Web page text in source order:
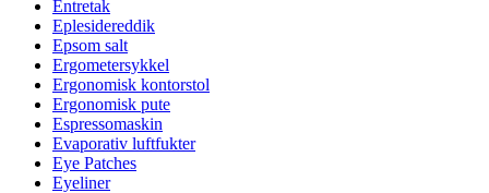
Entretak
Eplesidereddik
Epsom salt
Ergometersykkel
Ergonomisk kontorstol
Ergonomisk pute
Espressomaskin
Evaporativ luftfukter
Eye Patches
Eyeliner